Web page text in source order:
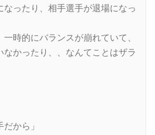
なったり、相手選手が退場になっ
時的にバランスが崩れていて、
なかったり、、なんてことはザラ
から」